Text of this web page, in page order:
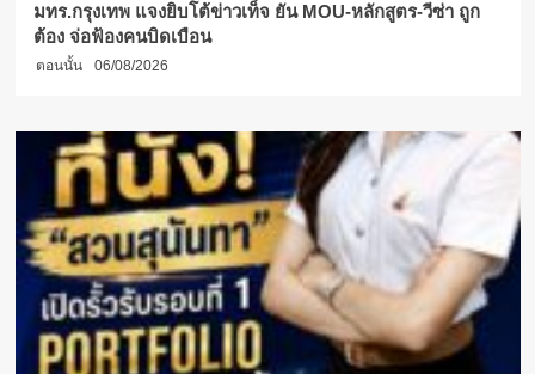
มทร.กรุงเทพ แจงยิบโต้ข่าวเท็จ ยัน MOU-หลักสูตร-วีซ่า ถูก
ต้อง จ่อฟ้องคนบิดเบือน
ตอนนั้น 06/08/2026